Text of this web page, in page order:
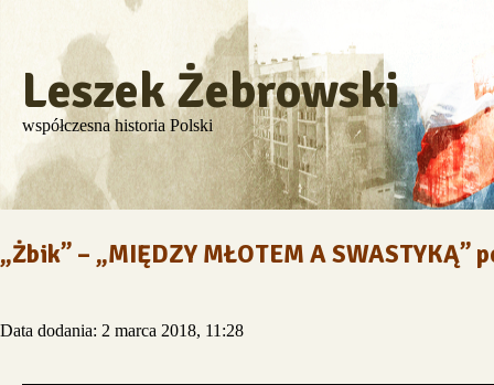
Leszek Żebrowski
współczesna historia Polski
„Żbik” – „MIĘDZY MŁOTEM A
Data dodania: 2 marca 2018, 11:28